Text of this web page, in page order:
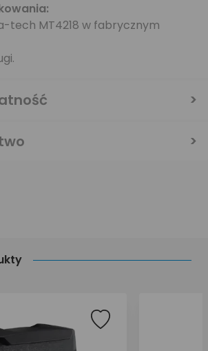
tech MT4218 w fabrycznym